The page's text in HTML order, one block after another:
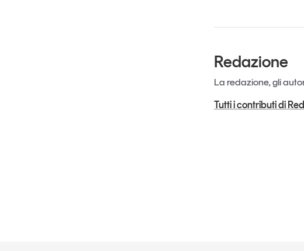
Redazione
La redazione, gli
Tutti i contributi di